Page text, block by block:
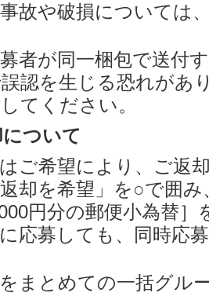
故や破損については
者が同一梱包で送付
認を生じる恐れがあ
てください。
ついて
ご希望により、ご返
返却を希望」を○で囲
円分の郵便小為替
応募しても、同時応
まとめての一括グル